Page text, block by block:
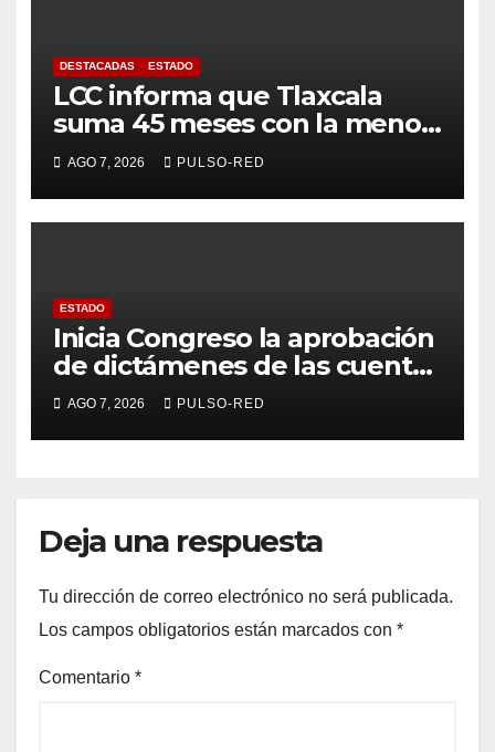
DESTACADAS ESTADO
LCC informa que Tlaxcala
suma 45 meses con la menor
tasa de delitos en el país
AGO 7, 2026 PULSO-RED
ESTADO
Inicia Congreso la aprobación
de dictámenes de las cuentas
públicas de entes
fiscalizables del ejercicio
fiscal 2025
AGO 7, 2026 PULSO-RED
Deja una respuesta
Tu dirección de correo electrónico no será publicada.
Los campos obligatorios están marcados con *
Comentario *